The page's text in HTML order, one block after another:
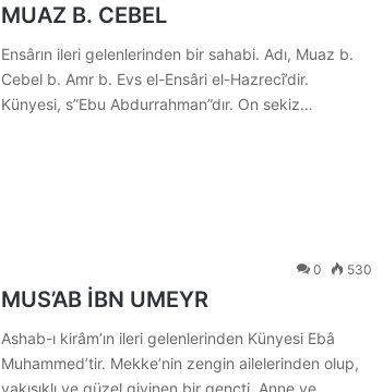
MUAZ B. CEBEL
Ensârın ileri gelenlerinden bir sahabi. Adı, Muaz b.
Cebel b. Amr b. Evs el-Ensâri el-Hazrecî’dir.
Künyesi, s”Ebu Abdurrahman”dır. On sekiz…
0 530
MUS’AB İBN UMEYR
Ashab-ı kirâm’ın ileri gelenlerinden Künyesi Ebâ
Muhammed’tir. Mekke’nin zengin ailelerinden olup,
yakışıklı ve güzel giyinen bir gençti. Anne ve